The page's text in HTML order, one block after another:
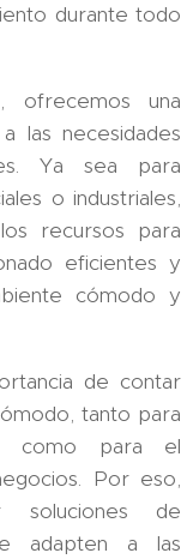
durante todo
ofrecemos una
las necesidades
Ya sea para
o industriales,
recursos para
eficientes y
cómodo y
de contar
tanto para
como para el
Por eso,
soluciones de
adapten a las